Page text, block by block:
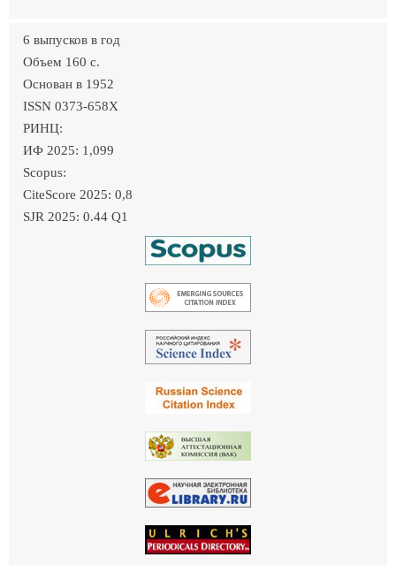
6 выпусков в год
Объем 160 c.
Основан в 1952
ISSN 0373-658X
РИНЦ:
ИФ 2025: 1,099
Scopus:
CiteScore 2025: 0,8
SJR 2025: 0.44 Q1